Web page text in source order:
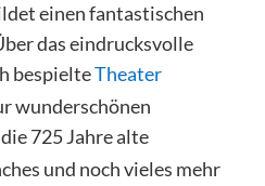
einen fantastischen
das eindrucksvolle
bespielteTheater
wunderschönen
725 Jahre alte
und noch vieles mehr